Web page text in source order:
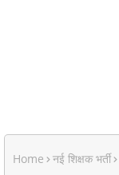
Home नई शिक्षक भर्ती